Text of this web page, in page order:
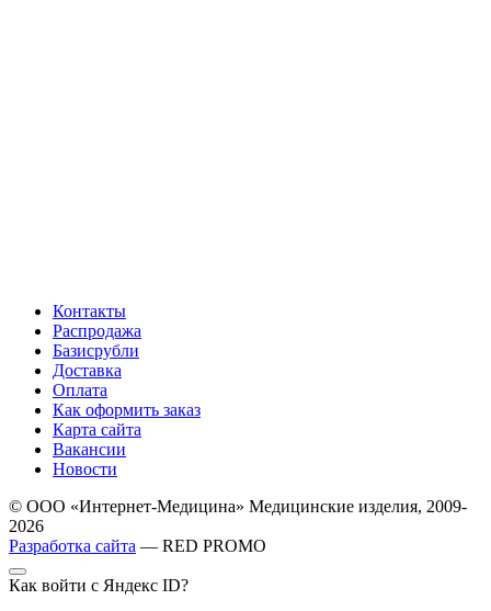
Контакты
Распродажа
Базисрубли
Доставка
Оплата
Как оформить заказ
Карта сайта
Вакансии
Новости
© ООО «Интернет-Медицина» Медицинские изделия, 2009-
2026
Разработка сайта — RED PROMO
Как войти с Яндекс ID?